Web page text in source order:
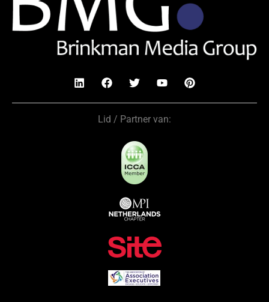
Lid / Partner van: